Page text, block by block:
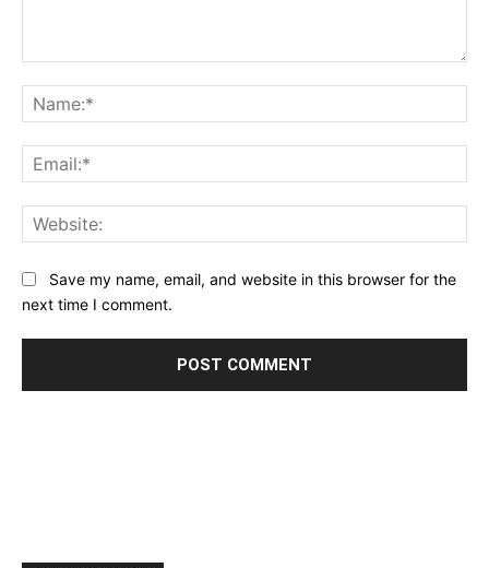
Save my name, email, and website in this browser for the
next time I comment.